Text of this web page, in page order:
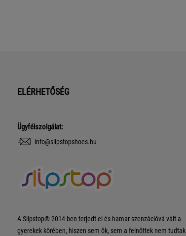
ELÉRHETŐSÉG
Ügyfélszolgálat:
info@slipstopshoes.hu
A Slipstop® 2014-ben terjedt el és hamar szenzációvá vált a
gyerekek körében, hiszen sem ők, sem a felnőttek nem tudtak